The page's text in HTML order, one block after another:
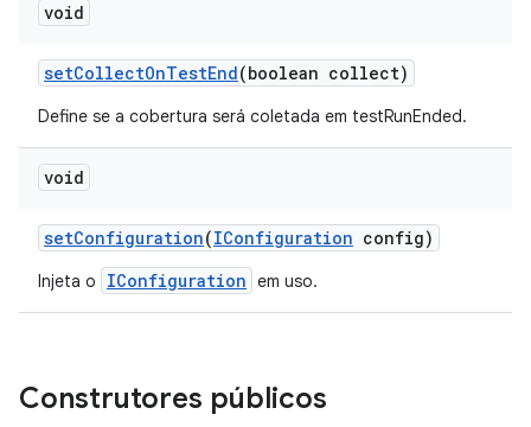
void
setCollectOnTestEnd(boolean collect)
Define se a cobertura será coletada em testRunEnded.
void
setConfiguration(IConfiguration config)
Injeta o IConfiguration em uso.
Construtores públicos